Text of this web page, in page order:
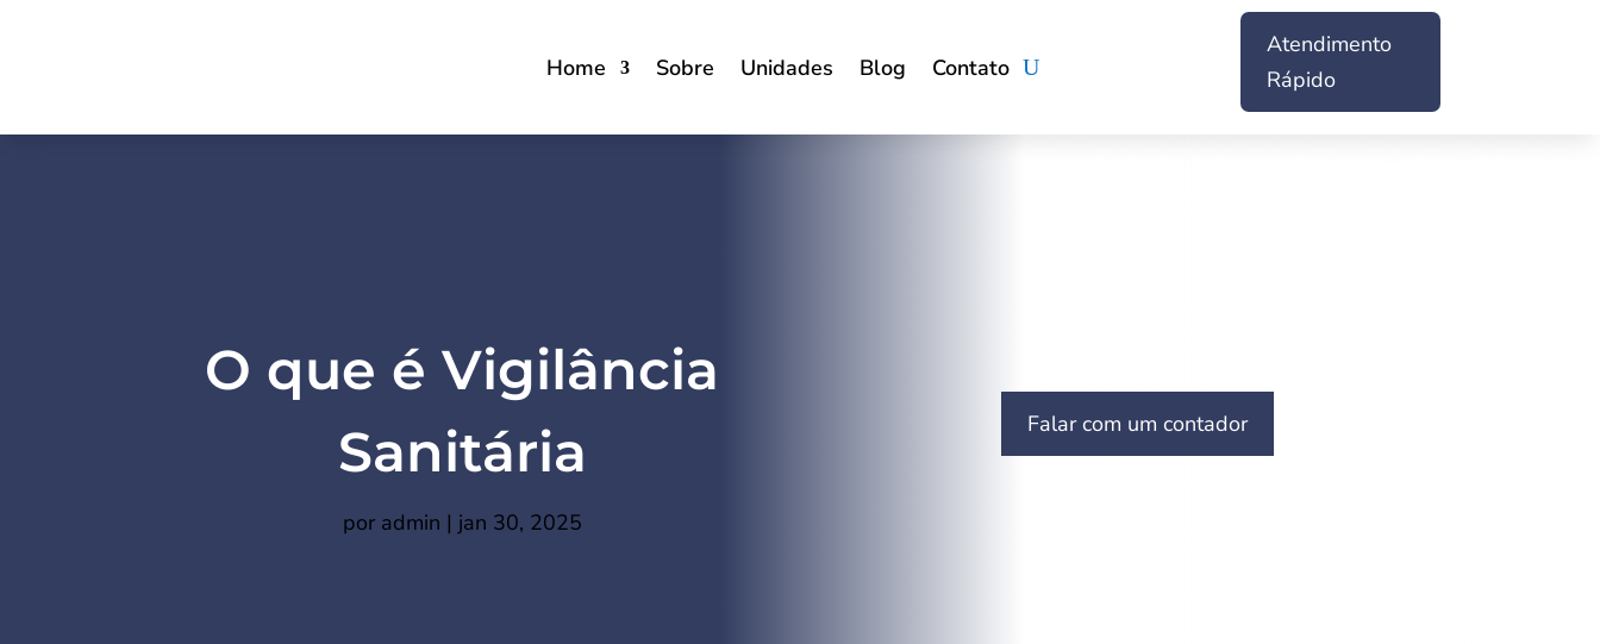
Home Sobre Unidades Blog Contato
Atendimento
Rápido
O que é Vigilância
Sanitária
por admin | jan 30, 2025
Falar com um contador